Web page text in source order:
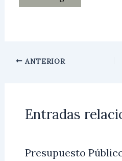
ANTERIOR
Entradas
Presupuesto